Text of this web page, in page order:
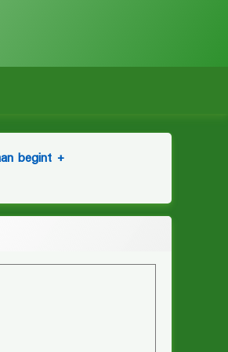
begint +